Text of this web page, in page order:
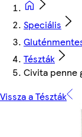
Speciális
Tészták
Civita penne
Vissza a Tészták